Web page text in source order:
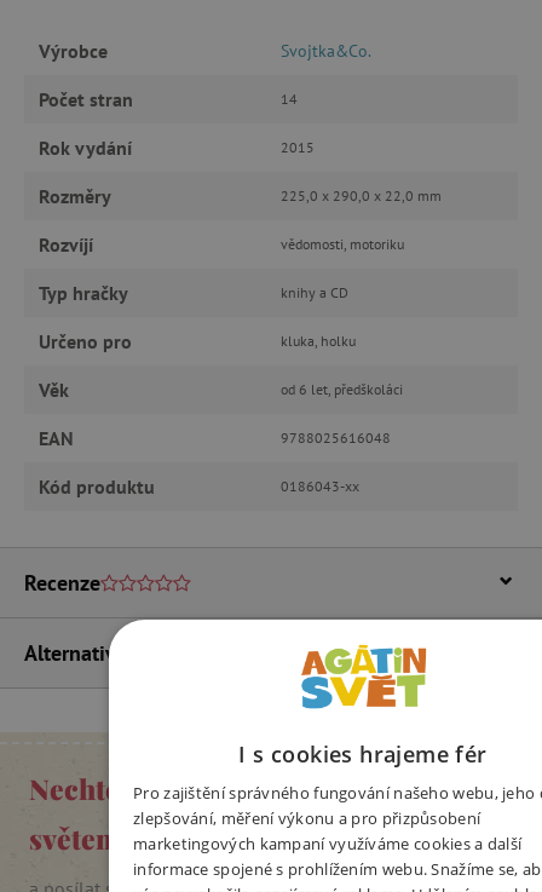
Výrobce Svojtka&Co.
Počet stran 14
Rok vydání 2015
Rozměry 225,0 x 290,0 x 22,0 mm
Rozvíjí vědomosti, motoriku
Typ hračky knihy a CD
Určeno pro kluka, holku
Věk od 6 let, předškoláci
EAN 9788025616048
Kód produktu 0186043-xx
Recenze
Alternativní produkty
Nechte se inspirovat Agátiným
světem
I s cookies hrajeme fér
Pro zajištění správného fungování našeho webu, jeho
zlepšování, měření výkonu a pro přizpůsobení
marketingových kampaní využíváme cookies a další
informace spojené s prohlížením webu. Snažíme se,